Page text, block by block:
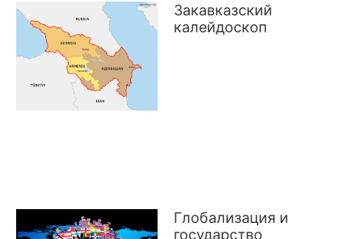
Закавказский
калейдоскоп
Глобализация и
государство